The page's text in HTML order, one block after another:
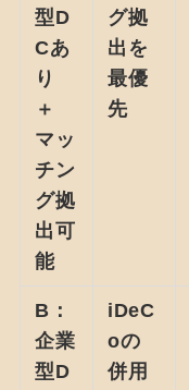
型D
Cあ
り
＋
マッ
チン
グ拠
出可
能
グ拠
出を
最優
先
B：
企業
型D
iDeC
oの
併用